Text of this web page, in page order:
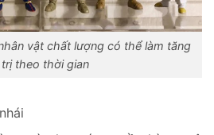
vật chất lượng có thể làm tăng
theo thời gian